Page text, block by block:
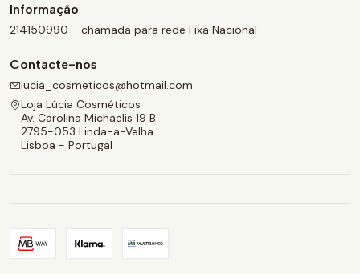
Informação
214150990 - chamada para rede Fixa Nacional
Contacte-nos
lucia_cosmeticos@hotmail.com
Loja Lúcia Cosméticos
Av. Carolina Michaelis 19 B
2795-053 Linda-a-Velha
Lisboa - Portugal